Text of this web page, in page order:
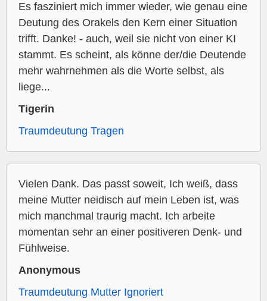
Es fasziniert mich immer wieder, wie genau eine
Deutung des Orakels den Kern einer Situation
trifft. Danke! - auch, weil sie nicht von einer KI
stammt. Es scheint, als könne der/die Deutende
mehr wahrnehmen als die Worte selbst, als
liege...
Tigerin
Traumdeutung Tragen
Vielen Dank. Das passt soweit, Ich weiß, dass
meine Mutter neidisch auf mein Leben ist, was
mich manchmal traurig macht. Ich arbeite
momentan sehr an einer positiveren Denk- und
Fühlweise.
Anonymous
Traumdeutung Mutter Ignoriert